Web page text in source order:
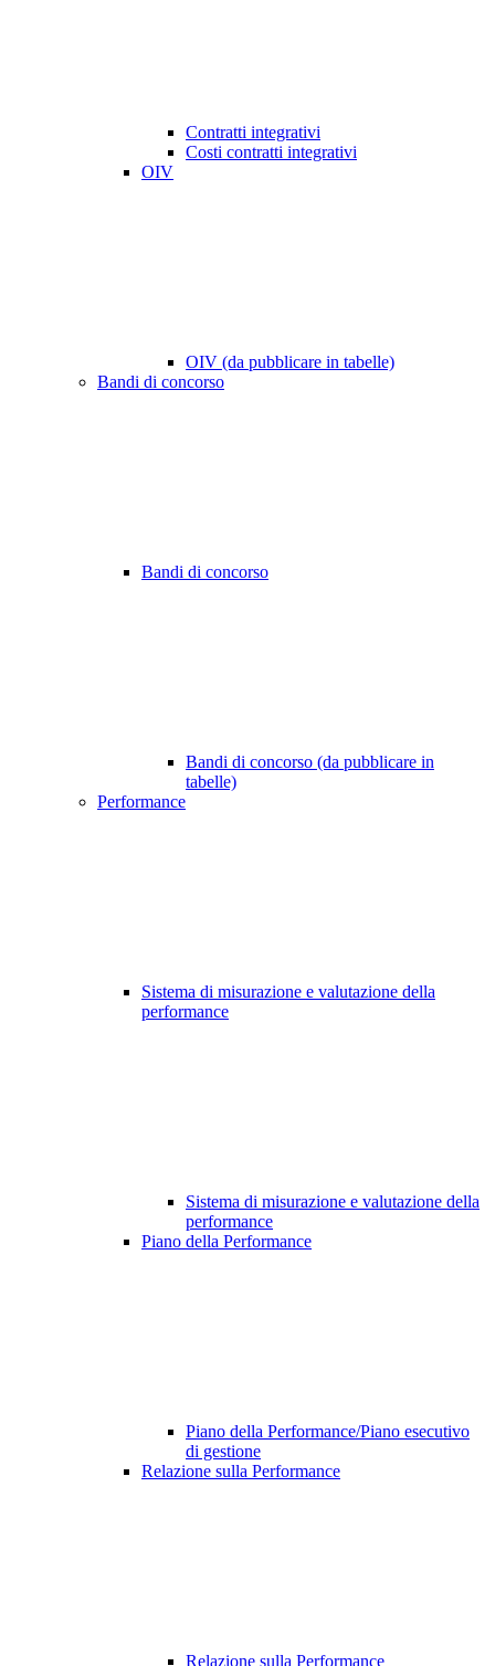
Contratti integrativi
Costi contratti integrativi
OIV
OIV (da pubblicare in tabelle)
Bandi di concorso
Bandi di concorso
Bandi di concorso (da pubblicare in
tabelle)
Performance
Sistema di misurazione e valutazione della
performance
Sistema di misurazione e valutazione della
performance
Piano della Performance
Piano della Performance/Piano esecutivo
di gestione
Relazione sulla Performance
Relazione sulla Performance